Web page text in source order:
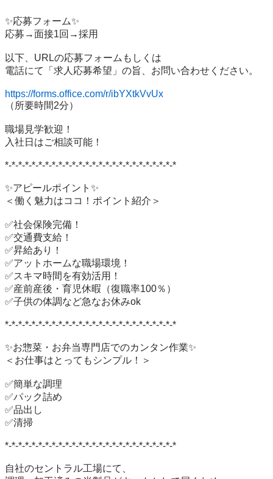
✨応募フォーム✨
応募→面接1回→採用
以下、URLの応募フォームもしくは
電話にて「求人応募希望」の旨、お問い合わせください。
https://forms.office.com/r/ibYXtkVvUx
（所要時間2分）
職場見学歓迎！
入社日はご相談可能！
*-*-*-*-*-*-*-*-*-*-*-*-*-*-*-*-*-*-*-*-*-*-*-*-*-*
✨アピールポイント✨
＜働く魅力はココ！ポイント紹介＞
✅社会保険完備！
✅交通費支給！
✅昇給あり！
✅アットホームな職場環境！
✅スキマ時間を有効活用！
✅産前産後・育児休暇（復職率100％）
✅子供の体調など急なお休みok
*-*-*-*-*-*-*-*-*-*-*-*-*-*-*-*-*-*-*-*-*-*-*-*-*-*
✨お惣菜・お弁当専門店でのカンタン作業✨
＜お仕事はとってもシンプル！＞
✅簡単な調理
✅パック詰め
✅品出し
✅清掃
*-*-*-*-*-*-*-*-*-*-*-*-*-*-*-*-*-*-*-*-*-*-*-*-*-*
自社のセントラル工場にて、